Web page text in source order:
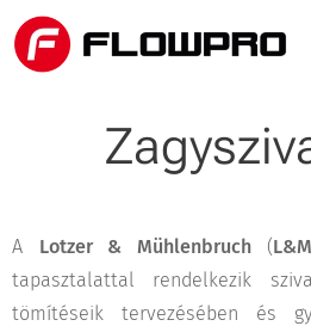
A Lotzer & Mühlenbruch(L&M
tapasztalattal rendelkezik
tömítéseik tervezésében és